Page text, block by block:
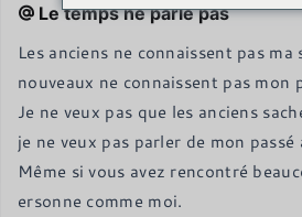
Le temps ne parle pas
Les anciens ne connaissent pas
nouveaux ne connaissent pas mon
Je ne veux pas que les anciens
je ne veux pas parler de mon passé
Même si vous avez rencontré
ersonne comme moi.